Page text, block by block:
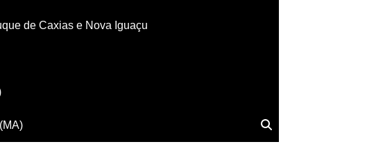
de Caxias e Nova Iguaçu